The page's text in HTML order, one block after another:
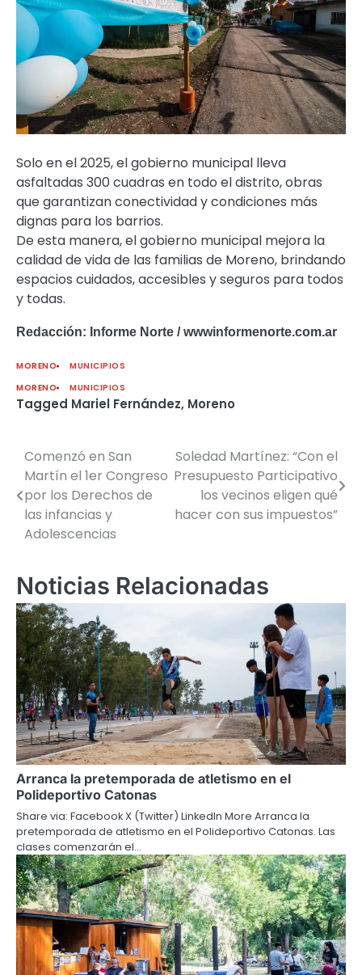
Solo en el 2025, el gobierno municipal lleva
asfaltadas 300 cuadras en todo el distrito, obras
que garantizan conectividad y condiciones más
dignas para los barrios.
De esta manera, el gobierno municipal mejora la
calidad de vida de las familias de Moreno, brindando
espacios cuidados, accesibles y seguros para todos
y todas.
Redacción: Informe Norte / wwwinformenorte.com.ar
MORENO
MUNICIPIOS
MORENO
MUNICIPIOS
Tagged Mariel Fernández, Moreno
Navegación
de
entradas
Comenzó en San
Martín el 1er Congreso
por los Derechos de
las infancias y
Adolescencias
Soledad Martínez: “Con el
Presupuesto Participativo
los vecinos eligen qué
hacer con sus impuestos”
Noticias Relacionadas
Arranca la pretemporada de atletismo en el
Polideportivo Catonas
Share via: Facebook X (Twitter) LinkedIn More Arranca la
pretemporada de atletismo en el Polideportivo Catonas. Las
clases comenzarán el…